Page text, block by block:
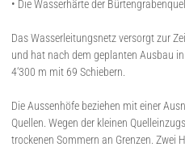
• Die Wasserhärte der
Das Wasserleitungsnetz versorgt zur
und hat nach dem geplanten Ausbau
4‘300 m mit 69 Schiebern.
Die Aussenhöfe beziehen mit einer
Quellen. Wegen der kleinen
trockenen Sommern an Grenzen. Zwei